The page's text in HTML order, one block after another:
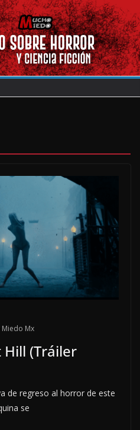
Miedo Mx
(Tráiler
de regreso al horror de este
se